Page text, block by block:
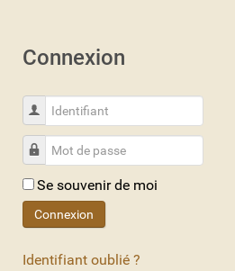
Connexion
Identifiant
Mot de passe
Se souvenir de moi
Connexion
Identifiant oublié ?